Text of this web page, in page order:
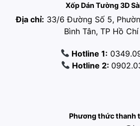
Xốp Dán Tường 3D
Địa chỉ: 33/6 Đường Số 5,
Bình Tân, TP Hồ
Hotline 1:
Hotline 2:
Phương thức thanh